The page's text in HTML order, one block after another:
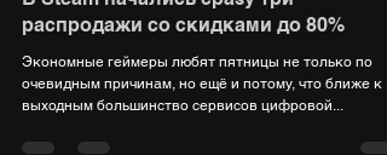
9 апр. 2021 г. 1 мин. чтения
В Steam начались сразу три
распродажи со скидками до 80%
Экономные геймеры любят пятницы не только по